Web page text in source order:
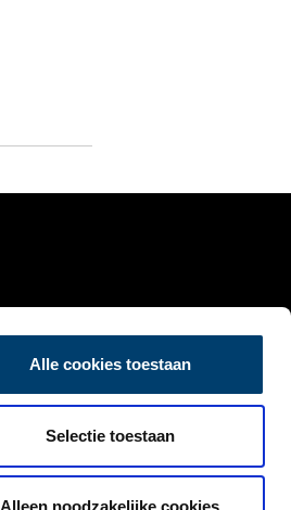
Alle cookies toestaan
Selectie toestaan
Alleen noodzakelijke cookies